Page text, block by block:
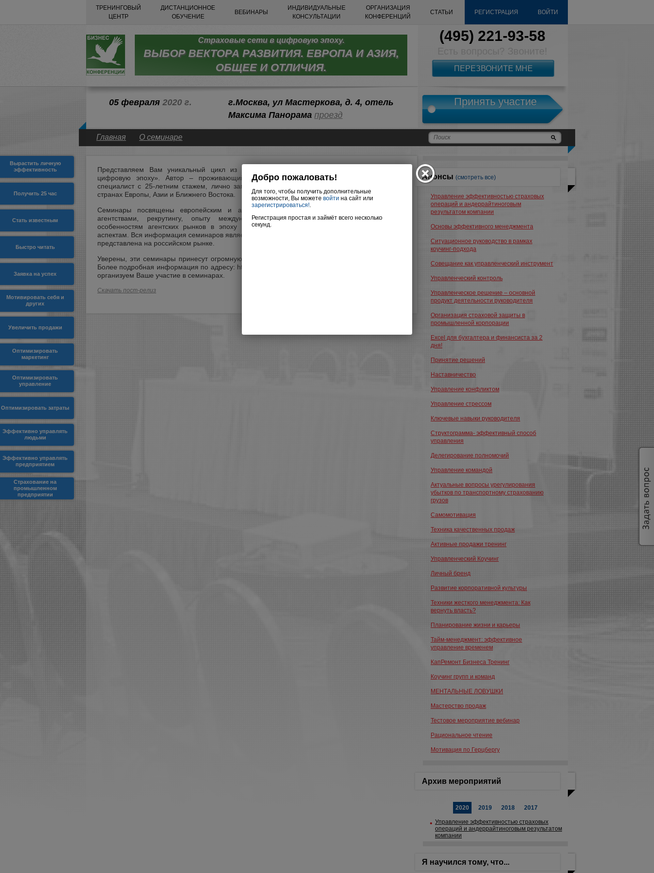
ТРЕНИНГОВЫЙ
ЦЕНТР
ДИСТАНЦИОННОЕ
ОБУЧЕНИЕ
ВЕБИНАРЫ
ИНДИВИДУАЛЬНЫЕ
КОНСУЛЬТАЦИИ
ОРГАНИЗАЦИЯ
КОНФЕРЕНЦИЙ
СТАТЬИ РЕГИСТРАЦИЯ ВОЙТИ
Страховые сети в цифровую эпоху.
ВЫБОР ВЕКТОРА РАЗВИТИЯ. ЕВРОПА И АЗИЯ,
ОБЩЕЕ И ОТЛИЧИЯ.
05 февраля 2020 г.
г.Москва, ул Мастеркова, д. 4, отель
Максима Панорама проезд
(495) 221-93-58
Принять участие
ПЕРЕЗВОНИТЕ МНЕ
Главная О семинаре
Представляем Вам уникальный цикл из трёх семинаров на тему «Страховые сети в
цифровую эпоху». Автор – проживающий в Сингапуре и Швейцарии Роман Иванов,
специалист с 25-летним стажем, лично запускавший и управлявший агентскими сетями в
странах Европы, Азии и Ближнего Востока.
Семинары посвящены европейским и азиатским методам построения и управления
агентствами, рекрутингу, опыту международной трансформации систем обучения,
особенностям агентских рынков в эпоху цифровизации и многим другим практическим
аспектам. Вся информация семинаров является эксклюзивной и уникальной и практически не
представлена на российском рынке.
Уверены, эти семинары принесут огромную пользу в развитии Ваших продающих структур.
Более подробная информация по адресу: https://forum-cfo.ru. Оставьте заявку на сайте, и мы
организуем Ваше участие в семинарах.
Скачать пост-релиз
Анонсы (смотреть все)
Управление эффективностью страховых
операций и андеррайтиноговым
результатом компании
Основы эффективного менеджмента
Ситуационное руководство в рамках
коучинг-подхода
Совещание как управленческий инструмент
Управленческий контроль
Управленческое решение – основной
продукт деятельности руководителя
Организация страховой защиты в
промышленной корпорации
Excel для бухгалтера и финансиста за 2
дня!
Принятие решений
Наставничество
Управление конфликтом
Управление стрессом
Ключевые навыки руководителя
Структограмма- эффективный способ
управления
Делегирование полномочий
Управление командой
Актуальные вопросы урегулирования
убытков по транспортному страхованию
грузов
Самомотивация
Техника качественных продаж
Активные продажи тренинг
Управленческий Коучинг
Личный бренд
Развитие корпоративной культуры
Техники жесткого менеджмента: Как
вернуть власть?
Планирование жизни и карьеры
Тайм-менеджмент: эффективное
управление временем
КапРемонт Бизнеса Тренинг
Коучинг групп и команд
МЕНТАЛЬНЫЕ ЛОВУШКИ
Мастерство продаж
Тестовое мероприятие вебинар
Рациональное чтение
Мотивация по Герцбергу
Архив мероприятий
2020 2019 2018 2017
Управление эффективностью страховых
операций и андеррайтиноговым результатом
компании
Я научился тому, что...
Вырастить личную
эффективность
Получить 25 чаc
Стать известным
Быстро читать
Заявка на успех
Мотивировать себя и
других
Увеличить продажи
Оптимизировать
маркетинг
Оптимизировать
управление
Оптимизировать затраты
Эффективно управлять
людьми
Эффективно управлять
предприятием
Страхование на
промышленном
предприятии